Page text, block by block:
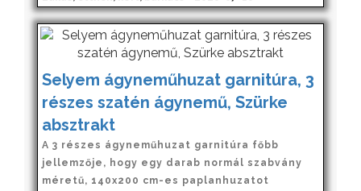
Selyem ágyneműhuzat garnitúra, 3
részes szatén ágynemű, Szürke
absztrakt
A 3 részes ágyneműhuzat garnitúra főbb
jellemzője, hogy egy darab normál szabvány
méretű, 140x200 cm-es paplanhuzatot